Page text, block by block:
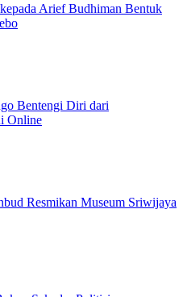
Arief Budhiman Bentuk
Bentengi Diri dari
Online
Resmikan Museum Sriwijaya